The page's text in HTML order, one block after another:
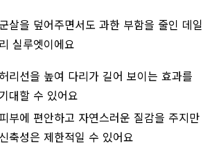
군살을 덮어주면서도 과한 부함을 줄인 데일
리 실루엣이에요
허리선을 높여 다리가 길어 보이는 효과를
기대할 수 있어요
피부에 편안하고 자연스러운 질감을 주지만
신축성은 제한적일 수 있어요